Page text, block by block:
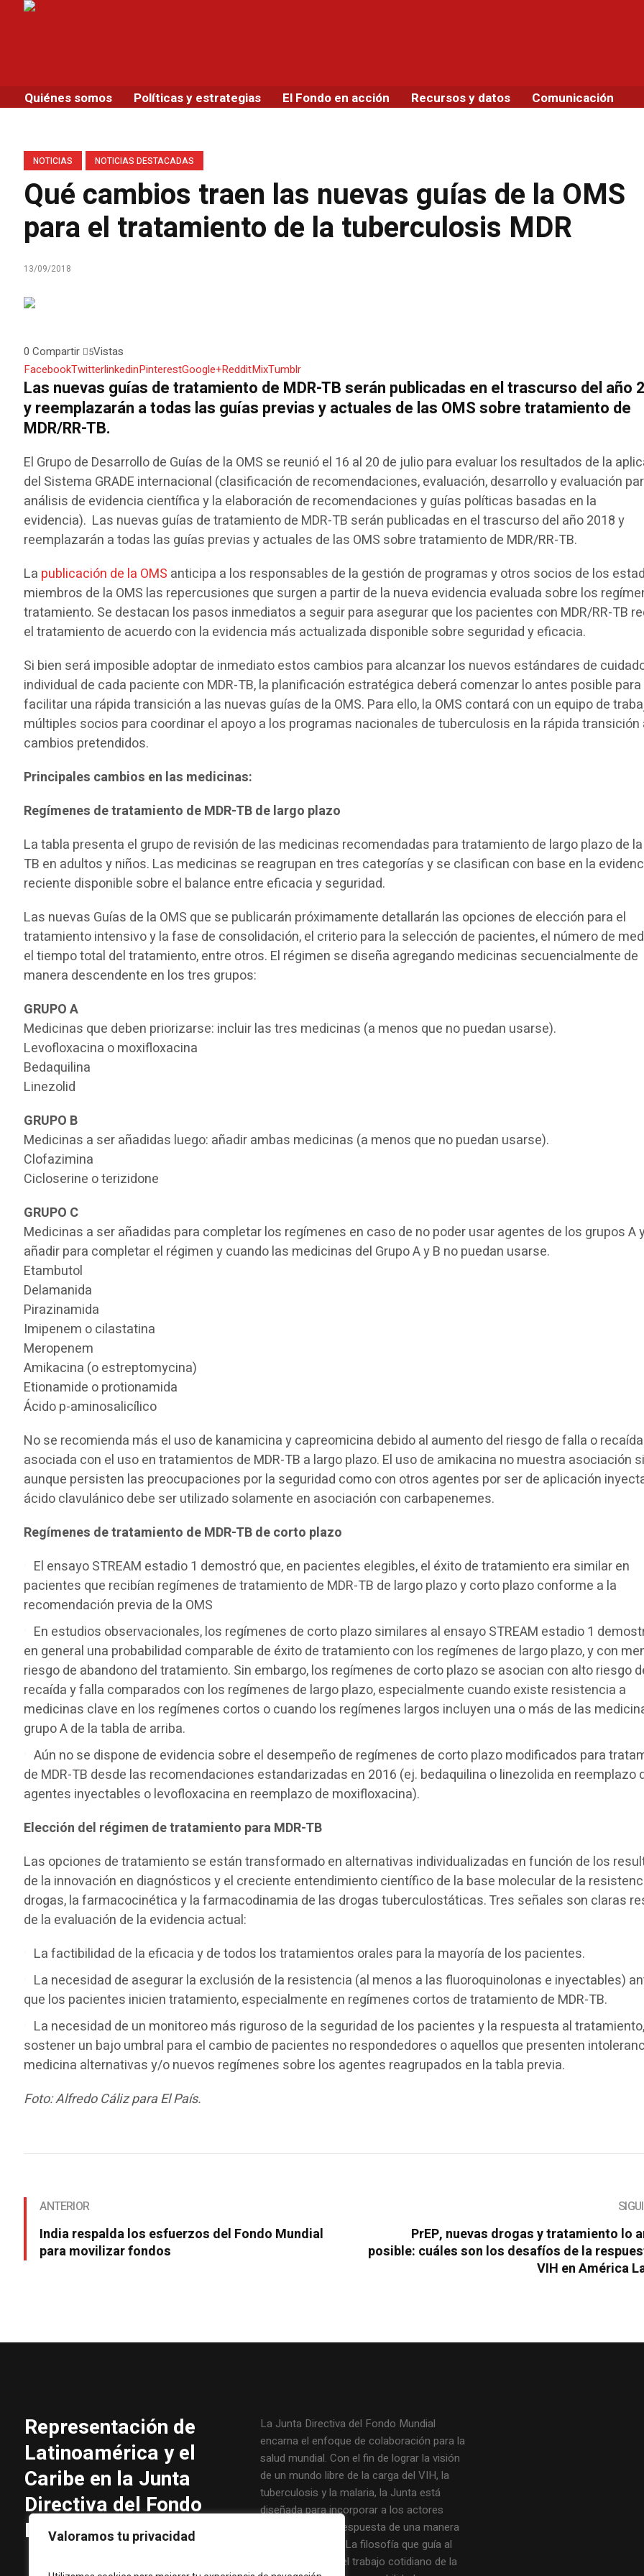
Valoramos tu privacidad
Quiénes somos Políticas y estrategias El Fondo en acción Recursos y datos Comunicación
NOTICIAS NOTICIAS DESTACADAS
Qué cambios traen las nuevas guías de la OMS
para el tratamiento de la tuberculosis MDR
13/09/2018
0Compartir 5Vistas
FacebookTwitterlinkedinPinterestGoogle+RedditMixTumblr
Las nuevas guías de tratamiento de MDR-TB serán publicadas en el trascurso del año
y reemplazarán a todas las guías previas y actuales de las OMS sobre tratamiento de
MDR/RR-TB.
El Grupo de Desarrollo de Guías de la OMS se reunió el 16 al 20 de julio para evaluar los resultados de la
del Sistema GRADE internacional (clasificación de recomendaciones, evaluación, desarrollo y evaluación
análisis de evidencia científica y la elaboración de recomendaciones y guías políticas basadas en la
evidencia). Las nuevas guías de tratamiento de MDR-TB serán publicadas en el trascurso del año 2018 y
reemplazarán a todas las guías previas y actuales de las OMS sobre tratamiento de MDR/RR-TB.
La publicación de la OMS anticipa a los responsables de la gestión de programas y otros socios de los
miembros de la OMS las repercusiones que surgen a partir de la nueva evidencia evaluada sobre los
tratamiento. Se destacan los pasos inmediatos a seguir para asegurar que los pacientes con MDR/RR-TB
el tratamiento de acuerdo con la evidencia más actualizada disponible sobre seguridad y eficacia.
Si bien será imposible adoptar de inmediato estos cambios para alcanzar los nuevos estándares de
individual de cada paciente con MDR-TB, la planificación estratégica deberá comenzar lo antes posible para
facilitar una rápida transición a las nuevas guías de la OMS. Para ello, la OMS contará con un equipo de
múltiples socios para coordinar el apoyo a los programas nacionales de tuberculosis en la rápida transición
cambios pretendidos.
Principales cambios en las medicinas:
Regímenes de tratamiento de MDR-TB de largo plazo
La tabla presenta el grupo de revisión de las medicinas recomendadas para tratamiento de largo plazo de la
TB en adultos y niños. Las medicinas se reagrupan en tres categorías y se clasifican con base en la
reciente disponible sobre el balance entre eficacia y seguridad.
Las nuevas Guías de la OMS que se publicarán próximamente detallarán las opciones de elección para el
tratamiento intensivo y la fase de consolidación, el criterio para la selección de pacientes, el número de
el tiempo total del tratamiento, entre otros. El régimen se diseña agregando medicinas secuencialmente de
manera descendente en los tres grupos:
GRUPO A
Medicinas que deben priorizarse: incluir las tres medicinas (a menos que no puedan usarse).
Levofloxacina o moxifloxacina
Bedaquilina
Linezolid
GRUPO B
Medicinas a ser añadidas luego: añadir ambas medicinas (a menos que no puedan usarse).
Clofazimina
Cicloserine o terizidone
GRUPO C
Medicinas a ser añadidas para completar los regímenes en caso de no poder usar agentes de los grupos A
añadir para completar el régimen y cuando las medicinas del Grupo A y B no puedan usarse.
Etambutol
Delamanida
Pirazinamida
Imipenem o cilastatina
Meropenem
Amikacina (o estreptomycina)
Etionamide o protionamida
Ácido p-aminosalicílico
No se recomienda más el uso de kanamicina y capreomicina debido al aumento del riesgo de falla o recaída
asociada con el uso en tratamientos de MDR-TB a largo plazo. El uso de amikacina no muestra asociación
aunque persisten las preocupaciones por la seguridad como con otros agentes por ser de aplicación
ácido clavulánico debe ser utilizado solamente en asociación con carbapenemes.
Regímenes de tratamiento de MDR-TB de corto plazo
El ensayo STREAM estadio 1 demostró que, en pacientes elegibles, el éxito de tratamiento era similar en
pacientes que recibían regímenes de tratamiento de MDR-TB de largo plazo y corto plazo conforme a la
recomendación previa de la OMS
En estudios observacionales, los regímenes de corto plazo similares al ensayo STREAM estadio 1
en general una probabilidad comparable de éxito de tratamiento con los regímenes de largo plazo, y con
riesgo de abandono del tratamiento. Sin embargo, los regímenes de corto plazo se asocian con alto riesgo
recaída y falla comparados con los regímenes de largo plazo, especialmente cuando existe resistencia a
medicinas clave en los regímenes cortos o cuando los regímenes largos incluyen una o más de las
grupo A de la tabla de arriba.
Aún no se dispone de evidencia sobre el desempeño de regímenes de corto plazo modificados para
de MDR-TB desde las recomendaciones estandarizadas en 2016 (ej. bedaquilina o linezolida en reemplazo
agentes inyectables o levofloxacina en reemplazo de moxifloxacina).
Elección del régimen de tratamiento para MDR-TB
Las opciones de tratamiento se están transformado en alternativas individualizadas en función de los
de la innovación en diagnósticos y el creciente entendimiento científico de la base molecular de la
drogas, la farmacocinética y la farmacodinamia de las drogas tuberculostáticas. Tres señales son claras
de la evaluación de la evidencia actual:
La factibilidad de la eficacia y de todos los tratamientos orales para la mayoría de los pacientes.
La necesidad de asegurar la exclusión de la resistencia (al menos a las fluoroquinolonas e inyectables)
que los pacientes inicien tratamiento, especialmente en regímenes cortos de tratamiento de MDR-TB.
La necesidad de un monitoreo más riguroso de la seguridad de los pacientes y la respuesta al
sostener un bajo umbral para el cambio de pacientes no respondedores o aquellos que presenten
medicina alternativas y/o nuevos regímenes sobre los agentes reagrupados en la tabla previa.
Foto: Alfredo Cáliz para El País.
ANTERIOR
India respalda los esfuerzos del Fondo Mundial
para movilizar fondos
PrEP, nuevas drogas y tratamiento lo
posible: cuáles son los desafíos de la
VIH en América
Representación de
Latinoamérica y el
Caribe en la Junta
Directiva del Fondo
Mundial
La Junta Directiva del Fondo Mundial
encarna el enfoque de colaboración para la
salud mundial. Con el fin de lograr la visión
de un mundo libre de la carga del VIH, la
tuberculosis y la malaria, la Junta está
diseñada para incorporar a los actores
principales de la respuesta de una manera
inclusiva y eficaz. La filosofía que guía al
Fondo Mundial y el trabajo cotidiano de la